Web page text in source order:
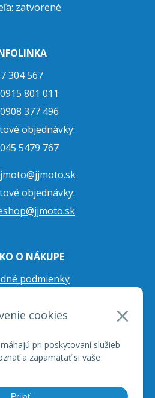
cookies
pri poskytovaní služieb
a zapamätať si vaše
zatvorené
304 567
0915 801 011
0908 377 496
objednávky:
045 5479 767
objednávky:
O NÁKUPE
podmienky
podmienky